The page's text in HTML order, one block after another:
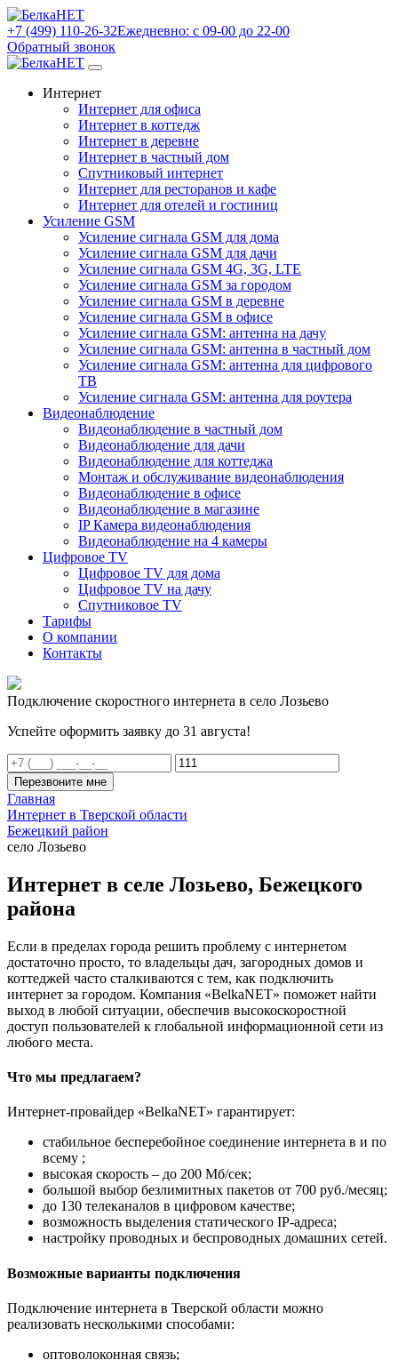
+7 (499) 110-26-32Ежедневно: с 09-00 до 22-00
Обратный звонок
Интернет
Интернет для офиса
Интернет в коттедж
Интернет в деревне
Интернет в частный дом
Спутниковый интернет
Интернет для ресторанов и кафе
Интернет для отелей и гостиниц
Усиление GSM
Усиление сигнала GSM для дома
Усиление сигнала GSM для дачи
Усиление сигнала GSM 4G, 3G, LTE
Усиление сигнала GSM за городом
Усиление сигнала GSM в деревне
Усиление сигнала GSM в офисе
Усиление сигнала GSM: антенна на дачу
Усиление сигнала GSM: антенна в частный дом
Усиление сигнала GSM: антенна для цифрового
ТВ
Усиление сигнала GSM: антенна для роутера
Видеонаблюдение
Видеонаблюдение в частный дом
Видеонаблюдение для дачи
Видеонаблюдение для коттеджа
Монтаж и обслуживание видеонаблюдения
Видеонаблюдение в офисе
Видеонаблюдение в магазине
IP Камера видеонаблюдения
Видеонаблюдение на 4 камеры
Цифровое TV
Цифровое TV для дома
Цифровое TV на дачу
Спутниковое TV
Тарифы
О компании
Контакты
Подключение скоростного интернета в село Лозьево
Успейте оформить заявку до 31 августа!
Перезвоните мне
Главная
Интернет в Тверской области
Бежецкий район
село Лозьево
Интернет в селе Лозьево, Бежецкого
района
Если в пределах города решить проблему с интернетом
достаточно просто, то владельцы дач, загородных домов и
коттеджей часто сталкиваются с тем, как подключить
интернет за городом. Компания «BelkaNET» поможет найти
выход в любой ситуации, обеспечив высокоскоростной
доступ пользователей к глобальной информационной сети из
любого места.
Что мы предлагаем?
Интернет-провайдер «BelkaNET» гарантирует:
стабильное бесперебойное соединение интернета в и по
всему ;
высокая скорость – до 200 Мб/сек;
большой выбор безлимитных пакетов от 700 руб./месяц;
до 130 телеканалов в цифровом качестве;
возможность выделения статического IP-адреса;
настройку проводных и беспроводных домашних сетей.
Возможные варианты подключения
Подключение интернета в Тверской области можно
реализовать несколькими способами:
оптоволоконная связь;